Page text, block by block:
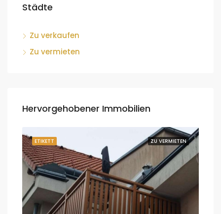
Städte
Zu verkaufen
Zu vermieten
Hervorgehobener Immobilien
ZU VERMIETEN
ETIKETT